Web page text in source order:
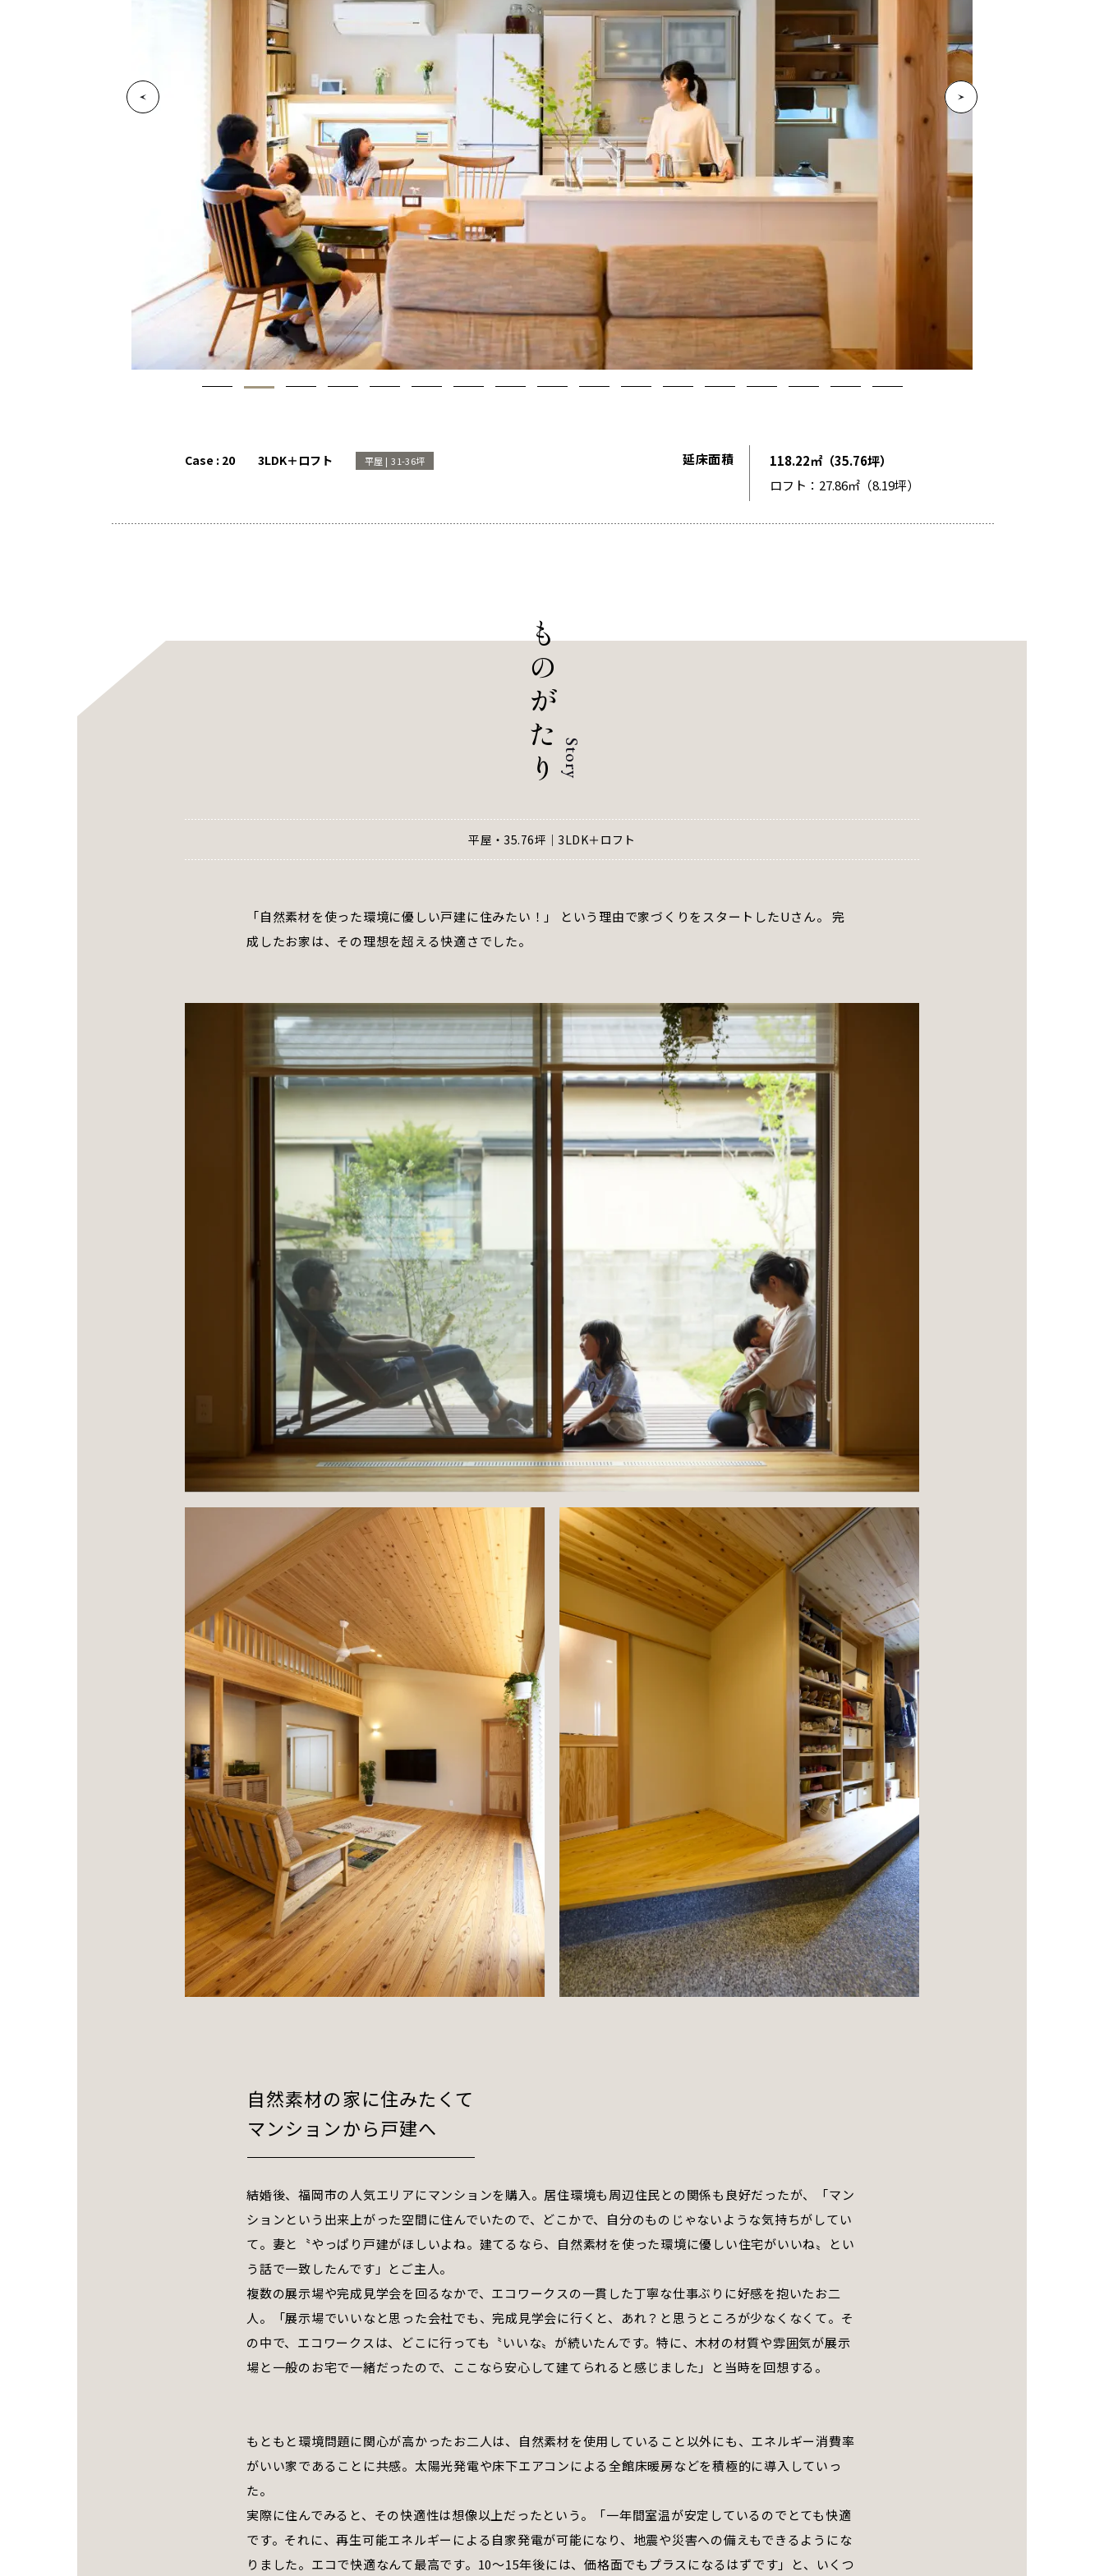
Case : 20 3LDK＋ロフト 平屋 | 31-36坪 延床面積
118.22㎡（35.76坪）
ロフト：27.86㎡（8.19坪）
も
の
が
た
りStory
平屋・35.76坪｜3LDK＋ロフト
「自然素材を使った環境に優しい戸建に住みたい！」 という理由で家づくりをスタートしたUさん。 完
成したお家は、その理想を超える快適さでした。
自然素材の家に住みたくて
マンションから戸建へ
結婚後、福岡市の人気エリアにマンションを購入。居住環境も周辺住民との関係も良好だったが、「マン
ションという出来上がった空間に住んでいたので、どこかで、自分のものじゃないような気持ちがしてい
て。妻と〝やっぱり戸建がほしいよね。建てるなら、自然素材を使った環境に優しい住宅がいいね〟とい
う話で一致したんです」とご主人。
複数の展示場や完成見学会を回るなかで、エコワークスの一貫した丁寧な仕事ぶりに好感を抱いたお二
人。「展示場でいいなと思った会社でも、完成見学会に行くと、あれ？と思うところが少なくなくて。そ
の中で、エコワークスは、どこに行っても〝いいな〟が続いたんです。特に、木材の材質や雰囲気が展示
場と一般のお宅で一緒だったので、ここなら安心して建てられると感じました」と当時を回想する。
もともと環境問題に関心が高かったお二人は、自然素材を使用していること以外にも、エネルギー消費率
がいい家であることに共感。太陽光発電や床下エアコンによる全館床暖房などを積極的に導入していっ
た。
実際に住んでみると、その快適性は想像以上だったという。「一年間室温が安定しているのでとても快適
です。それに、再生可能エネルギーによる自家発電が可能になり、地震や災害への備えもできるようにな
りました。エコで快適なんて最高です。10～15年後には、価格面でもプラスになるはずです」と、いくつ